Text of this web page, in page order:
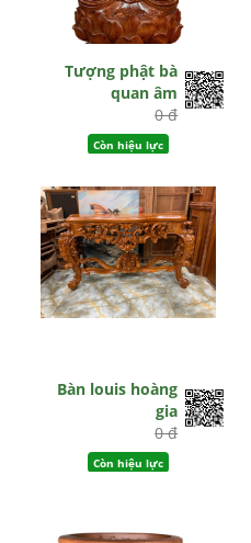
Tượng phật bà
quan âm
0 đ
Còn hiệu lực
Bàn louis hoàng
gia
0 đ
Còn hiệu lực